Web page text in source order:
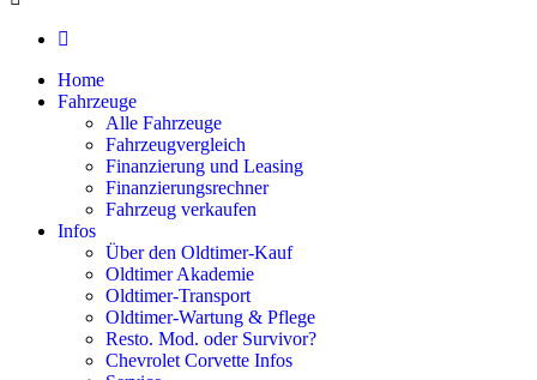
Home
Fahrzeuge
Alle Fahrzeuge
Fahrzeugvergleich
Finanzierung und Leasing
Finanzierungsrechner
Fahrzeug verkaufen
Infos
Über den Oldtimer-Kauf
Oldtimer Akademie
Oldtimer-Transport
Oldtimer-Wartung & Pflege
Resto. Mod. oder Survivor?
Chevrolet Corvette Infos